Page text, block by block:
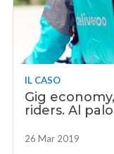
IL CASO
Gig
riders. Al
26 Mar 2019